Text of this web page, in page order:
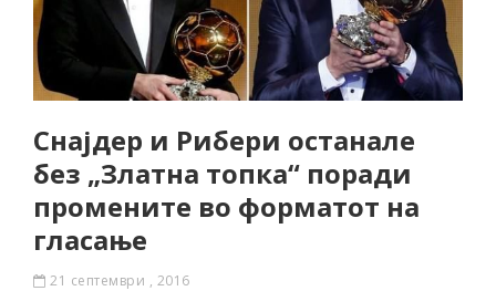
Снајдер и Рибери останале
без „Златна топка“ поради
промените во форматот на
гласање
21 септември , 2016